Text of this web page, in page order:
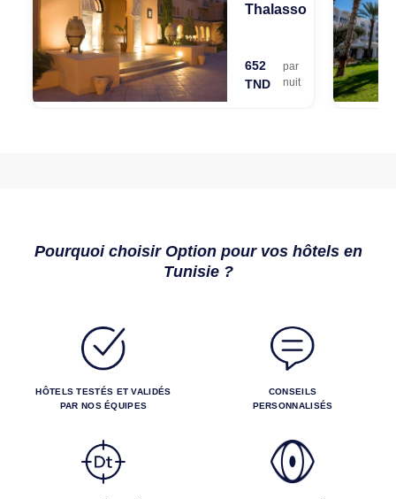
Thalasso
652
TND
par
nuit
Pourquoi choisir Option pour vos hôtels en
Tunisie ?
HÔTELS TESTÉS ET VALIDÉS
PAR NOS ÉQUIPES
CONSEILS
PERSONNALISÉS